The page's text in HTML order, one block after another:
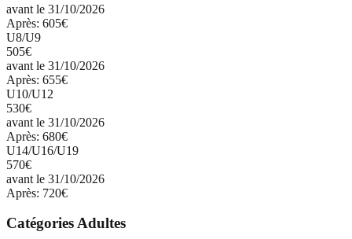
avant le 31/10/2026
Après: 605€
U8/U9
505€
avant le 31/10/2026
Après: 655€
U10/U12
530€
avant le 31/10/2026
Après: 680€
U14/U16/U19
570€
avant le 31/10/2026
Après: 720€
Catégories Adultes